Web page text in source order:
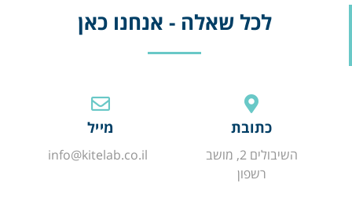
לכל שאלה - אנחנו כאן
כתובת
השיבולים 2, מושב
רשפון
מייל
info@kitelab.co.il